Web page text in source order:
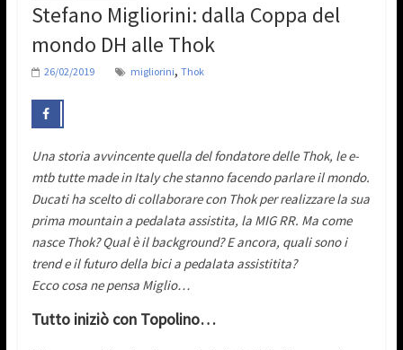
Stefano Migliorini: dalla Coppa del
mondo DH alle Thok
26/02/2019 migliorini, Thok
Una storia avvincente quella del fondatore delle Thok, le e-
mtb tutte made in Italy che stanno facendo parlare il mondo.
Ducati ha scelto di collaborare con Thok per realizzare la sua
prima mountain a pedalata assistita, la MIG RR. Ma come
nasce Thok? Qual è il background? E ancora, quali sono i
trend e il futuro della bici a pedalata assistitita?
Ecco cosa ne pensa Miglio…
Tutto iniziò con Topolino…